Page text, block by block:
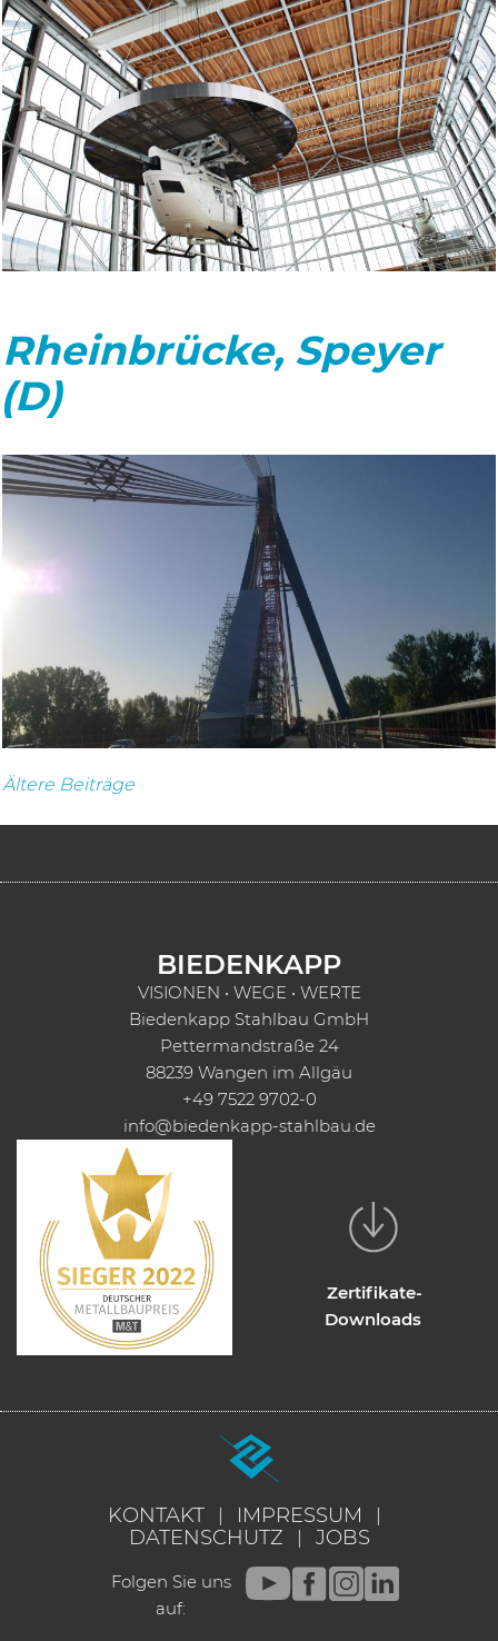
Rheinbrücke, Speyer
(D)
Beitragsnavigation
Ältere Beiträge
BIEDENKAPP
VISIONEN • WEGE • WERTE
Biedenkapp Stahlbau GmbH
Pettermandstraße 24
88239 Wangen im Allgäu
+49 7522 9702-0
info@biedenkapp-stahlbau.de
Zertifikate-
Downloads
KONTAKT
IMPRESSUM
DATENSCHUTZ
JOBS
Folgen Sie uns
auf: